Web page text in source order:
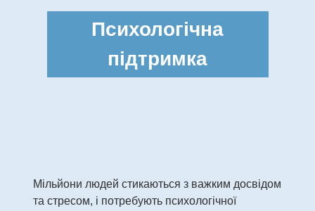
Психологічна
підтримка
Мільйони людей стикаються з важким досвідом
та стресом, і потребують психологічної